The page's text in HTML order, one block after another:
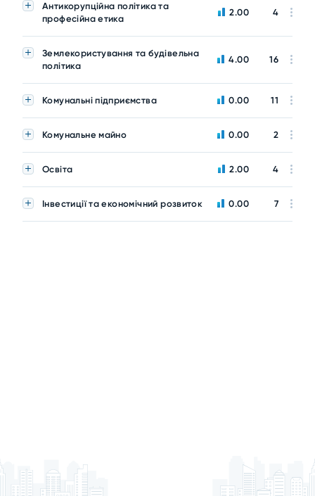
Антикорупційна політика та
професійна етика
2.00 4
Землекористування та будівельна
політика
4.00 16
Комунальні підприємства 0.00 11
Комунальне майно 0.00 2
Освіта 2.00 4
Інвестиції та економічний розвиток 0.00 7